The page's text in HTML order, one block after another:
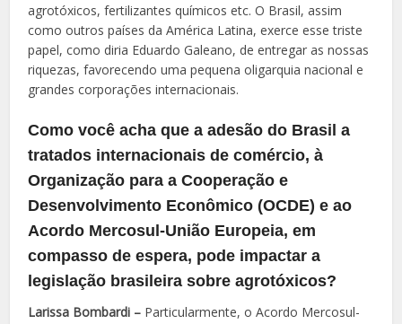
agrotóxicos, fertilizantes químicos etc. O Brasil, assim
como outros países da América Latina, exerce esse triste
papel, como diria Eduardo Galeano, de entregar as nossas
riquezas, favorecendo uma pequena oligarquia nacional e
grandes corporações internacionais.
Como você acha que a adesão do Brasil a
tratados internacionais de comércio, à
Organização para a Cooperação e
Desenvolvimento Econômico (OCDE) e ao
Acordo Mercosul-União Europeia, em
compasso de espera, pode impactar a
legislação brasileira sobre agrotóxicos?
Larissa Bombardi – Particularmente, o Acordo Mercosul-